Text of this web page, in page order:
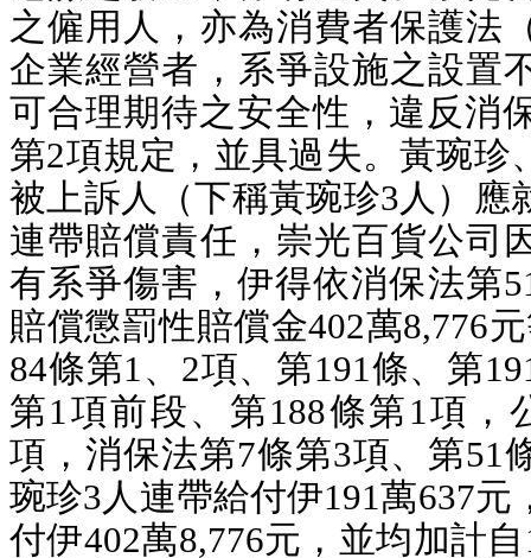
之僱用人，亦為消費者保護法
企業經營者，系爭設施之設置
可合理期待之安全性，違反消
第2項規定，並具過失。黃琬珍
被上訴人（下稱黃琬珍3人）應
連帶賠償責任，崇光百貨公司
有系爭傷害，伊得依消保法第
賠償懲罰性賠償金402萬8,776
84條第1、2項、第191條、第
第1項前段、第188條第1項，
項，消保法第7條第3項、第51
琬珍3人連帶給付伊191萬637元
付伊402萬8,776元，並均加計